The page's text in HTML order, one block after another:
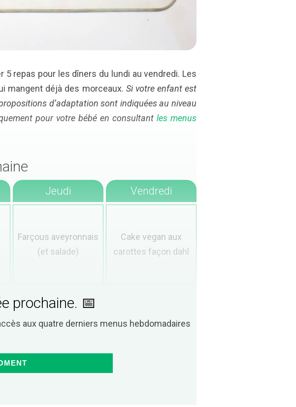
repas pour les dîners du lundi au vendredi. Les
mangent déjà des morceaux. Si votre enfant est
d’adaptation sont indiquées au niveau
pour votre bébé en consultant les menus
Jeudi
Farçous aveyronnais
(et salade)
Vendredi
Cake vegan aux
carottes façon dahl
prochaine. 📅
aux quatre derniers menus hebdomadaires